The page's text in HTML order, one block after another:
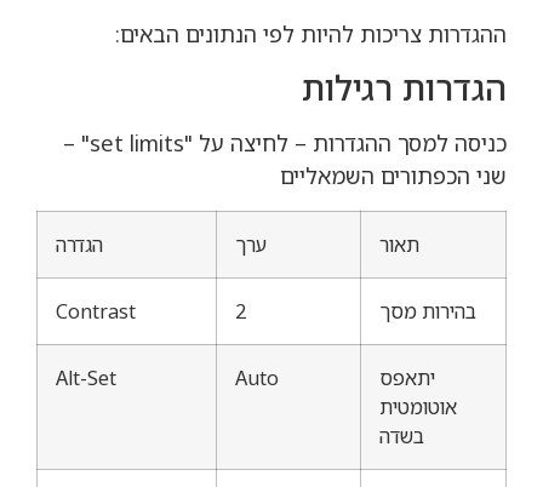
ההגדרות צריכות להיות לפי הנתונים הבאים:
הגדרות רגילות
כניסה למסך ההגדרות – לחיצה על "set limits" –
שני הכפתורים השמאליים
הגדרה ערך תאור
Contrast 2 בהירות מסך
Alt-Set Auto
יתאפס
אוטומטית
בשדה